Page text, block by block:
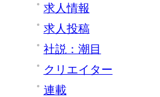
求人情報
求人投稿
社説：潮目
クリエイター
連載